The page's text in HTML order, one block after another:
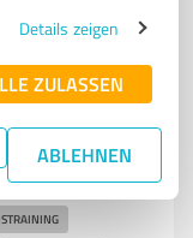
Details zeigen
ZULASSEN
ABLEHNEN
- Home of